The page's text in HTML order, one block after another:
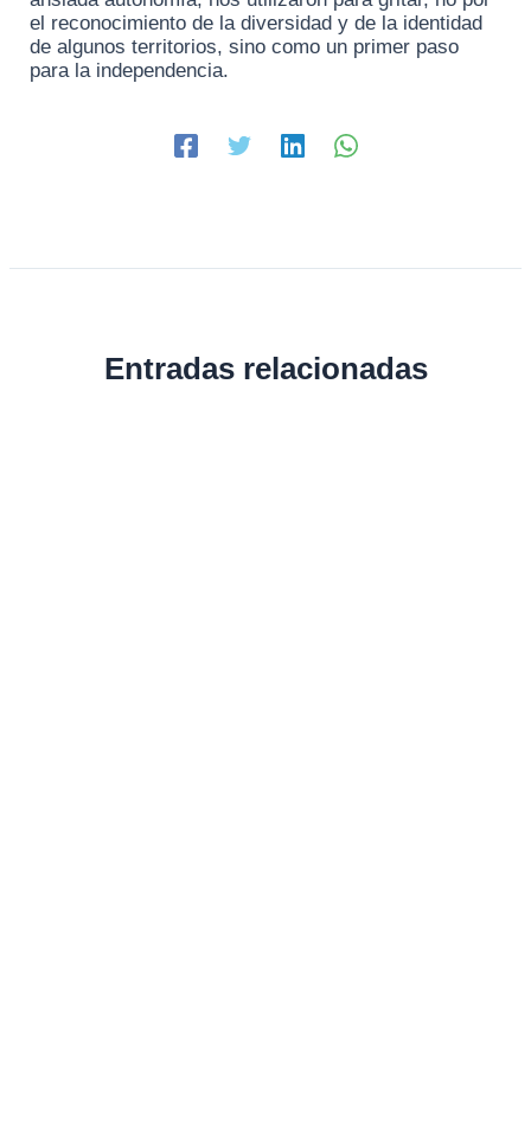
el reconocimiento de la diversidad y de la identidad
de algunos territorios, sino como un primer paso
para la independencia.
Entradas relacionadas